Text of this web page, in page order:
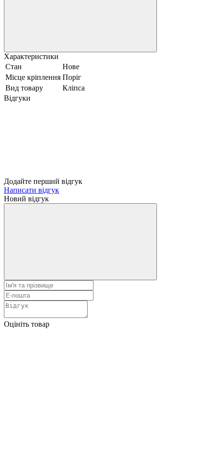
Характеристики
Стан
Нове
Місце кріплення Поріг
Вид товару
Кліпса
Відгуки
Додайте перший відгук
Написати відгук
Новий відгук
Оцініть товар